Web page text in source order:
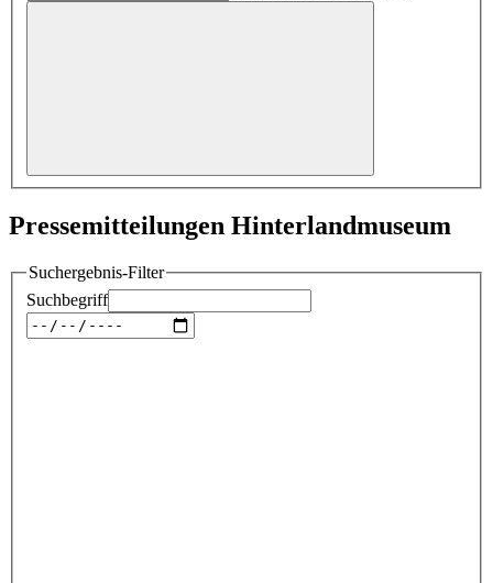
Pressemitteilungen Hinterlandmuseum
Suchergebnis-Filter
Suchbegriff